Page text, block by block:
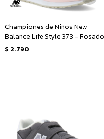
Championes de Niños New
Balance Life Style 373 - Rosado
$ 2.790